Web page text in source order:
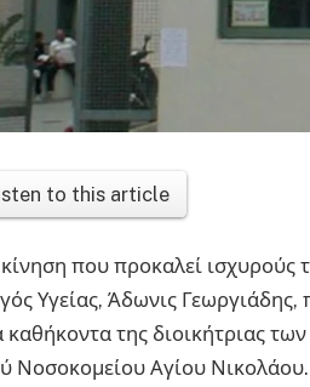
to this article
που προκαλεί ισχυρούς
Υγείας, Άδωνις
καθήκοντα της διοικήτριας
Νοσοκομείου Αγίου